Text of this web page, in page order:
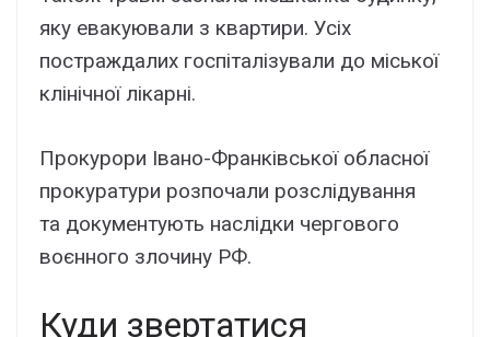
яку евакуювали з квартири. Усіх
постраждалих госпіталізували до міської
клінічної лікарні.
Прокурори Івано-Франківської обласної
прокуратури розпочали розслідування
та документують наслідки чергового
воєнного злочину РФ.
Куди звертатися